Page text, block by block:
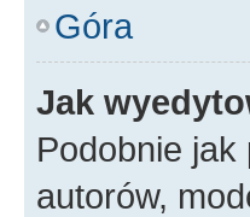
Góra
Jak
Podobnie
autorów,